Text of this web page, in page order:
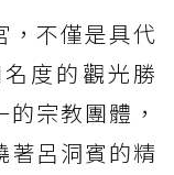
，不僅是具代
度的觀光勝
宗教團體，
著呂洞賓的精